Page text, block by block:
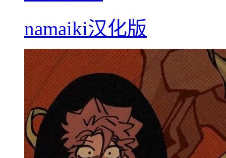
namaiki汉化版